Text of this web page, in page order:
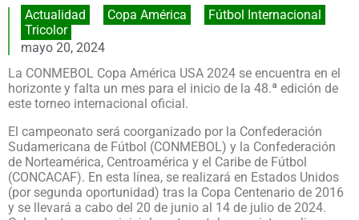
Actualidad Copa América Fútbol Internacional
Tricolor
mayo 20, 2024
La CONMEBOL Copa América USA 2024 se encuentra en el
horizonte y falta un mes para el inicio de la 48.ª edición de
este torneo internacional oficial.
El campeonato será coorganizado por la Confederación
Sudamericana de Fútbol (CONMEBOL) y la Confederación
de Norteamérica, Centroamérica y el Caribe de Fútbol
(CONCACAF). En esta línea, se realizará en Estados Unidos
(por segunda oportunidad) tras la Copa Centenario de 2016
y se llevará a cabo del 20 de junio al 14 de julio de 2024.